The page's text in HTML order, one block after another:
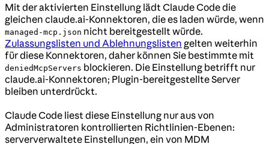
Mit der aktivierten Einstellung lädt Claude Code die
gleichen claude.ai-Konnektoren, die es laden würde, wenn
managed-mcp.json nicht bereitgestellt würde.
Zulassungslisten und Ablehnungslisten gelten weiterhin
für diese Konnektoren, daher können Sie bestimmte mit
deniedMcpServers blockieren. Die Einstellung betrifft nur
claude.ai-Konnektoren; Plugin-bereitgestellte Server
bleiben unterdrückt.
Claude Code liest diese Einstellung nur aus von
Administratoren kontrollierten Richtlinien-Ebenen:
serververwaltete Einstellungen, ein von MDM